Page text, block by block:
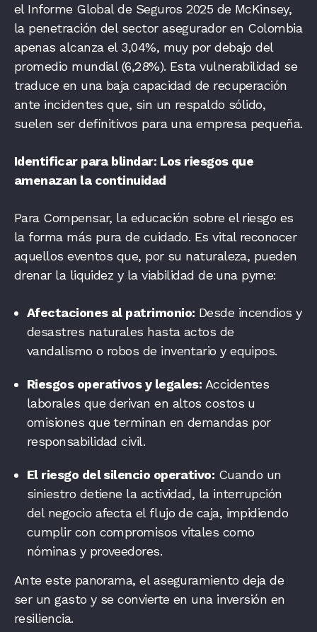
el Informe Global de Seguros 2025 de McKinsey,
la penetración del sector asegurador en Colombia
apenas alcanza el 3,04%, muy por debajo del
promedio mundial (6,28%). Esta vulnerabilidad se
traduce en una baja capacidad de recuperación
ante incidentes que, sin un respaldo sólido,
suelen ser definitivos para una empresa pequeña.
Identificar para blindar: Los riesgos que
amenazan la continuidad
Para Compensar, la educación sobre el riesgo es
la forma más pura de cuidado. Es vital reconocer
aquellos eventos que, por su naturaleza, pueden
drenar la liquidez y la viabilidad de una pyme:
Afectaciones al patrimonio: Desde incendios y
desastres naturales hasta actos de
vandalismo o robos de inventario y equipos.
Riesgos operativos y legales: Accidentes
laborales que derivan en altos costos u
omisiones que terminan en demandas por
responsabilidad civil.
El riesgo del silencio operativo: Cuando un
siniestro detiene la actividad, la interrupción
del negocio afecta el flujo de caja, impidiendo
cumplir con compromisos vitales como
nóminas y proveedores.
Ante este panorama, el aseguramiento deja de
ser un gasto y se convierte en una inversión en
resiliencia.